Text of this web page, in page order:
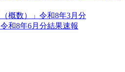
概数）」令和8年3月分
和8年6月分結果速報